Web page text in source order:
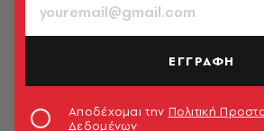
ΕΓΓΡΑΦΗ
Αποδέχομαι την Πολιτική
Δεδομένων